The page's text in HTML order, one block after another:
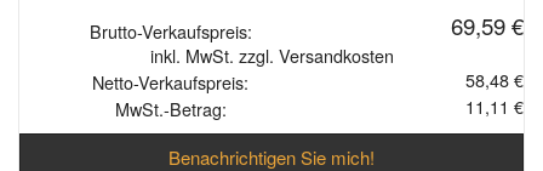
Brutto-Verkaufspreis: 69,59 €
inkl. MwSt. zzgl. Versandkosten
Netto-Verkaufspreis:
58,48 €
MwSt.-Betrag:
11,11 €
Benachrichtigen Sie mich!